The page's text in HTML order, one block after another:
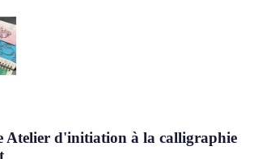
Atelier d'initiation à la calligraphie